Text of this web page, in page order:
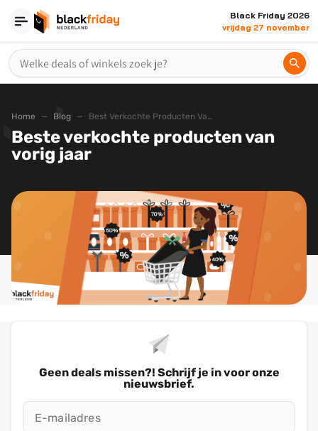
Black Friday 2026
vrijdag 27 november
Home Blog Best Verkochte Producten Van Vorig Jaar
Beste verkochte producten van
vorig jaar
Geen deals missen?! Schrijf je in voor onze
nieuwsbrief.